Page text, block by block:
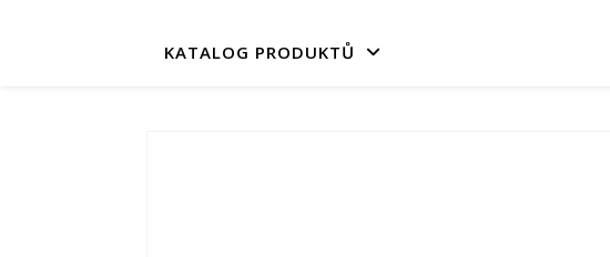
KATALOG PRODUKTŮ